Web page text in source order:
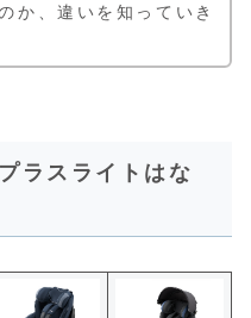
か、違いを知っていき
ラスライトはな